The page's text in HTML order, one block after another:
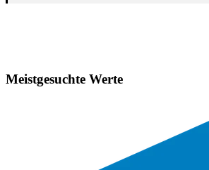
Meistgesuchte Werte